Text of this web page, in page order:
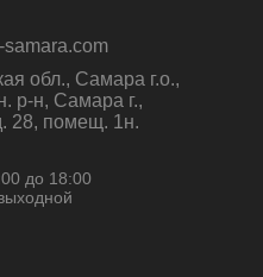
samara.com
обл., Самара г.о.,
р-н, Самара г.,
28, помещ. 1н.
до 18:00